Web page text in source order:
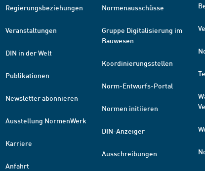
Regierungsbeziehungen
Veranstaltungen
DIN in der Welt
Publikationen
Newsletter abonnieren
Ausstellung NormenWerk
Karriere
Anfahrt
Normenausschüsse
Gruppe Digitalisierung im
Bauwesen
Koordinierungsstellen
Norm-Entwurfs-Portal
Normen initiieren
DIN-Anzeiger
Ausschreibungen